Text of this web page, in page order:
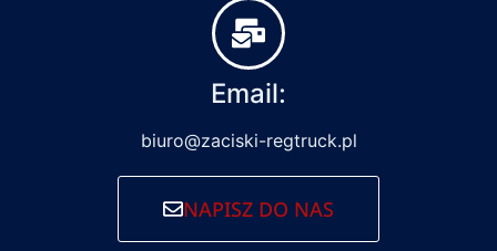
Email:
biuro@zaciski-regtruck.pl
NAPISZ DO NAS